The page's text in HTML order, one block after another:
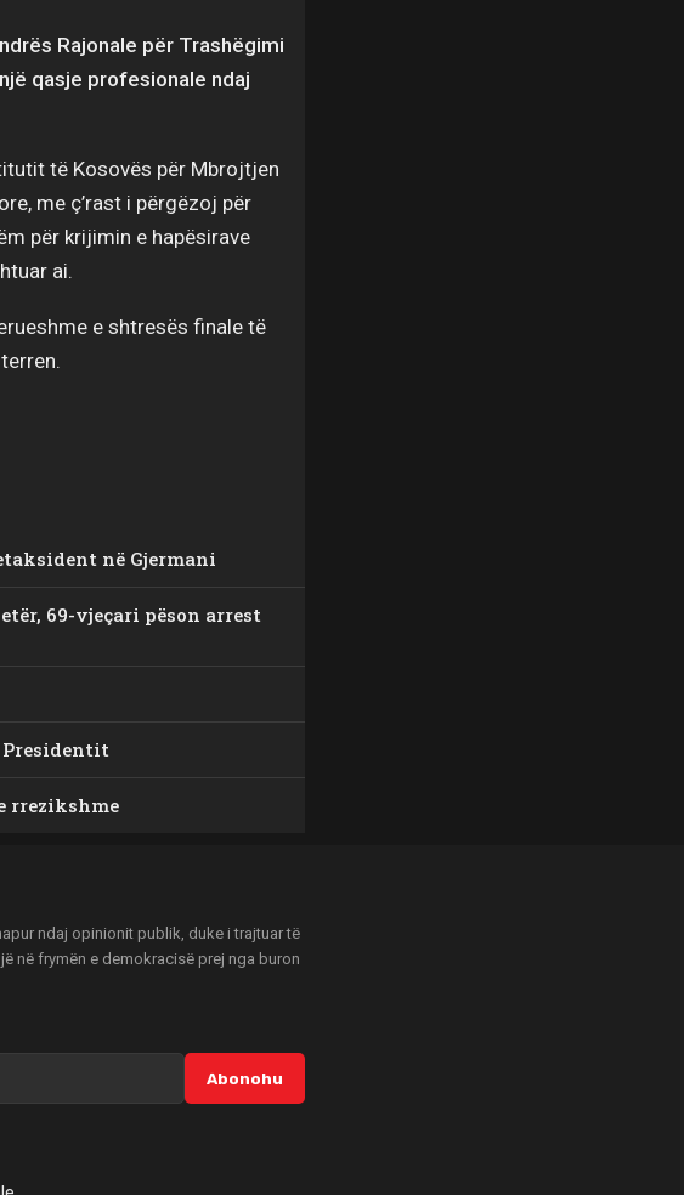
Rajonale për Trashëgimi
qasje profesionale ndaj
të Kosovës për Mbrojtjen
me ç’rast i përgëzoj për
për krijimin e hapësirave
ai.
e shtresës finale të
në Gjermani
69-vjeçari pëson arrest
Presidentit
rrezikshme
ndaj opinionit publik, duke i trajtuar të
në frymën e demokracisë prej nga buron
Abonohu